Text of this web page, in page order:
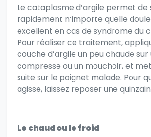
Le cataplasme d’argile permet de
rapidement n’importe quelle
excellent en cas de syndrome du
Pour réaliser ce traitement,
couche d’argile un peu chaude sur
compresse ou un mouchoir, et
suite sur le poignet malade. Pour
agisse, laissez reposer une
Le chaud ou le froid